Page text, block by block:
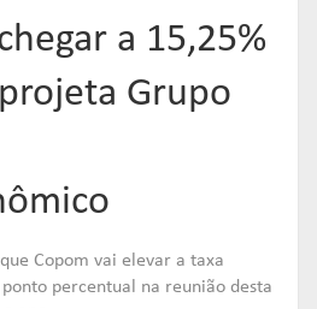
a 15,25%
Grupo
Copom vai elevar a taxa
percentual na reunião desta